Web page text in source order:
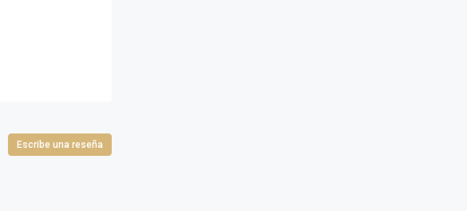
Escribe una reseña